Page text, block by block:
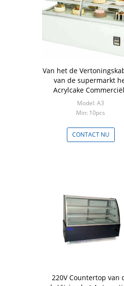
Van het de
van de supermarkt
Acrylcake
Roestvrije staal
Model: A3
Min: 10pcs
CONTACT NU
220V Countertop van